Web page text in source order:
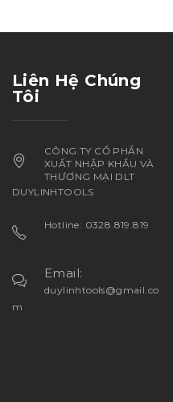
Liên Hệ Chúng
Tôi
CÔNG TY CỔ PHẦN
XUẤT NHẬP KHẨU VÀ
THƯƠNG MẠI DLT
DUYLINHTOOLS
Hotline: 0328.819.819
Email:
duylinhtools@gmail.co
m